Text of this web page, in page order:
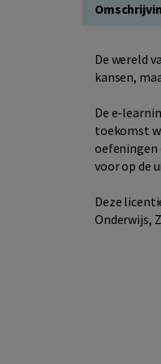
De wereld
kansen,
De e-
toekomst
oefeningen
voor op de
Deze
Onderwijs,